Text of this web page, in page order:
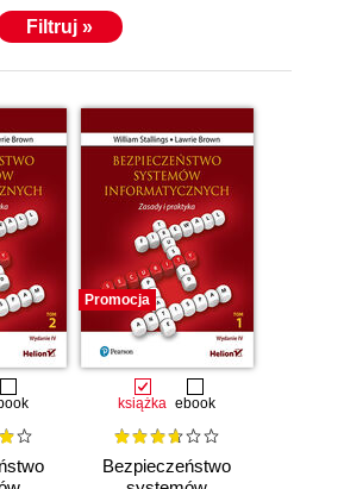
Filtruj »
Promocja
książka ebook
Bezpieczeństwo